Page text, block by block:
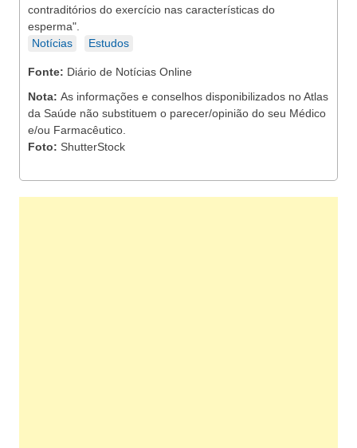
contraditórios do exercício nas características do
esperma".
Notícias
Estudos
Fonte: Diário de Notícias Online
Nota: As informações e conselhos disponibilizados no Atlas
da Saúde não substituem o parecer/opinião do seu Médico
e/ou Farmacêutico.
Foto: ShutterStock